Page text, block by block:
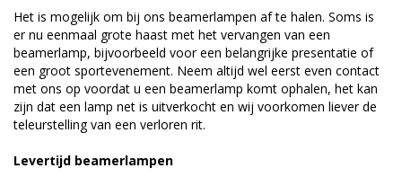
Het is mogelijk om bij ons beamerlampen af te halen. Soms is
er nu eenmaal grote haast met het vervangen van een
beamerlamp, bijvoorbeeld voor een belangrijke presentatie of
een groot sportevenement. Neem altijd wel eerst even contact
met ons op voordat u een beamerlamp komt ophalen, het kan
zijn dat een lamp net is uitverkocht en wij voorkomen liever de
teleurstelling van een verloren rit.
Levertijd beamerlampen